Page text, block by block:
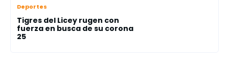
Deportes
Tigres del Licey rugen con
fuerza en busca de su corona
25